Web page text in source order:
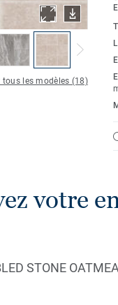
tous les modèles (18)
votre
STONE